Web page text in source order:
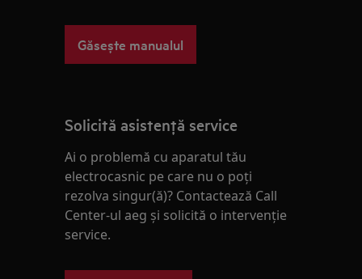
Găsește manualul
Solicită asistenţă service
Ai o problemă cu aparatul tău
electrocasnic pe care nu o poţi
rezolva singur(ă)? Contactează Call
Center-ul aeg și solicită o intervenţie
service.